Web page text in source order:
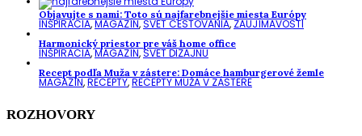
Objavujte s nami: Toto sú najfarebnejšie miesta Európy
INŠPIRÁCIA,MAGAZÍN,SVET CESTOVANIA,ZAUJÍMAVOSTI
Harmonický priestor pre váš home office
INŠPIRÁCIA,MAGAZÍN,SVET DIZAJNU
Recept podľa Muža v zástere: Domáce hamburgerové žemle
MAGAZÍN,RECEPTY,RECEPTY MUŽA V ZÁSTERE
ROZHOVORY